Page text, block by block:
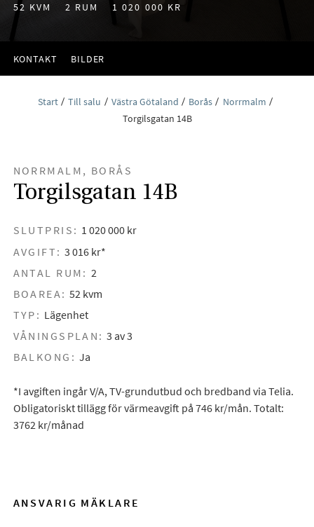
52 KVM 2 RUM 1 020 000 KR
KONTAKT BILDER
Start Till salu Västra Götaland Borås
Norrmalm
Torgilsgatan 14B
NORRMALM, BORÅS
Torgilsgatan 14B
SLUTPRIS: 1 020 000 kr
AVGIFT: 3 016 kr*
ANTAL RUM: 2
BOAREA: 52 kvm
TYP: Lägenhet
VÅNINGSPLAN: 3 av 3
BALKONG: Ja
*I avgiften ingår V/A, TV-grundutbud och bredband via Telia.
Obligatoriskt tillägg för värmeavgift på 746 kr/mån. Totalt:
3762 kr/månad
ANSVARIG MÄKLARE